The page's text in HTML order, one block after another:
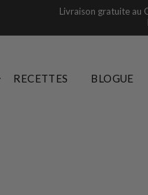
Livraison gratuite au
RECETTES BLOGUE